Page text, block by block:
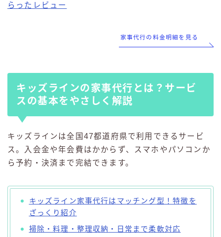
らったレビュー
家事代行の料金明細を見る
キッズラインの家事代行とは？サービ
スの基本をやさしく解説
キッズラインは全国47都道府県で利用できるサービ
ス。入会金や年会費はかからず、スマホやパソコンか
ら予約・決済まで完結できます。
キッズライン家事代行はマッチング型！特徴を
ざっくり紹介
掃除・料理・整理収納・日常まで柔軟対応